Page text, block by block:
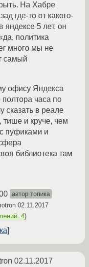
На Хабре
где-то от какого-
яндексе 5 лет, он
политика
много мы не
самый
офису Яндекса
часа по
сказать в реале
тише и круче, чем
пуфиками и
библиотека там
автор топика
02.11.2017
4)
02.11.2017